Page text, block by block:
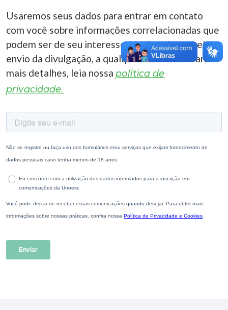
Usaremos seus dados para entrar em contato
com você sobre informações correlacionadas que
podem ser de seu interesse. Você pode cancelar o
envio da divulgação, a qualquer momento. Para
mais detalhes, leia nossa política de
privacidade.